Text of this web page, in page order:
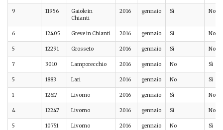
9 11956
Gaiole in
Chianti
2016 gennaio Sì No
6 12405 Greve in Chianti 2016 gennaio Sì No
5 12291 Grosseto 2016 gennaio Sì No
7 3010 Lamporecchio 2016 gennaio No Sì
5 1883 Lari 2016 gennaio No Sì
1 12617 Livorno 2016 gennaio Sì No
4 12247 Livorno 2016 gennaio Sì No
5 10751 Livorno 2016 gennaio No Sì